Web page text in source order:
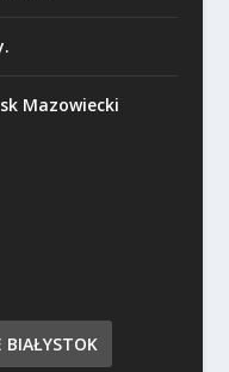
Mazowiecki
BIAŁYSTOK